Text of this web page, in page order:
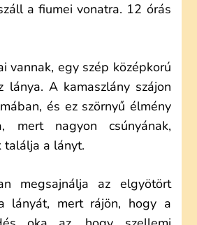
a fiumei vonatra. 12 órás
vannak, egy szép középkorú
lánya. A kamaszlány szájon
és ez szörnyű élmény
mert nagyon csúnyának,
találja a lányt.
megsajnálja az elgyötört
lányát, mert rájön, hogy a